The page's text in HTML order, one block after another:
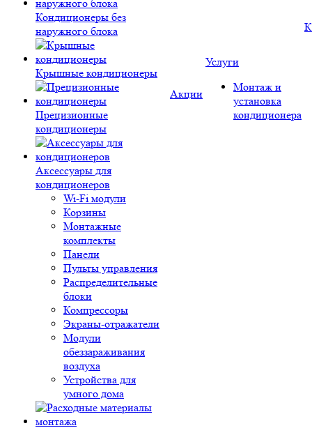
Кондиционеры без
наружного блока
Крышные кондиционеры
Прецизионные
кондиционеры
Аксессуары для
кондиционеров
Wi-Fi модули
Корзины
Монтажные
комплекты
Панели
Пульты управления
Распределительные
блоки
Компрессоры
Экраны-отражатели
Модули
обеззараживания
воздуха
Устройства для
умного дома
Акции
Услуги
Монтаж и
установка
кондиционера